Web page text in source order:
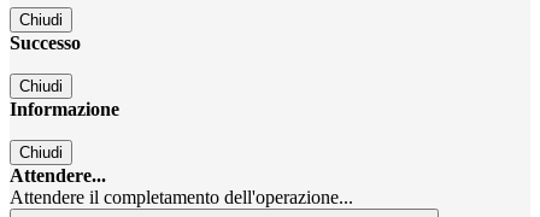
Chiudi
Successo
Chiudi
Informazione
Chiudi
Attendere...
Attendere il completamento dell'operazione...